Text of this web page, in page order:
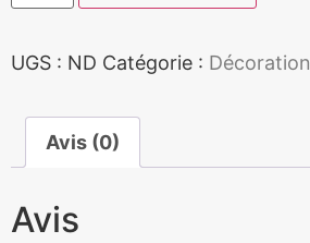
UGS : ND Catégorie : Décoration
Avis (0)
Avis